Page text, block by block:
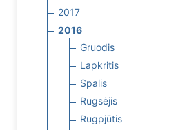
2017
2016
Gruodis
Lapkritis
Spalis
Rugsėjis
Rugpjūtis